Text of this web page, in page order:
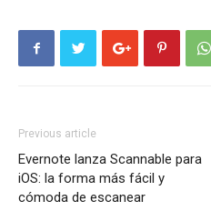
Previous article
Evernote lanza Scannable para
iOS: la forma más fácil y
cómoda de escanear